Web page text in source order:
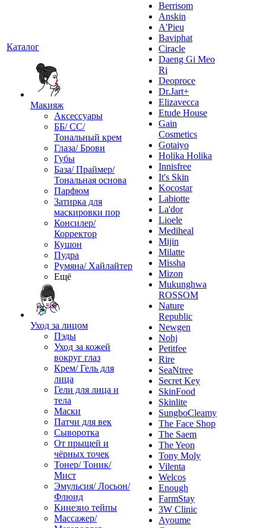
Каталог
Макияж
Аксессуары
ББ/ СС/
Тональный крем
Глаза/ Брови
Губы
База/ Праймер/
Тональная основа
Парфюм
Затирка для
маскировки пор
Консилер/
Корректор
Кушон
Пудра
Румяна/ Хайлайтер
Ещё
Уход за лицом
Пэды
Уход за кожей
вокруг глаз
Крем/ Гель для
лица
Гели для лица и
тела
Маски
Патчи для век
Сыворотка
От прыщей и
чёрных точек
Тонер/ Тоник/
Мист
Эмульсия/ Лосьон/
Флюид
Кинезио тейпы
Массажер/
Berrisom
Anskin
A'Pieu
Baviphat
Ciracle
Daeng Gi Meo
Ri
Deoproce
Dr.Jart+
Elizavecca
Etude House
Gain
Cosmetics
Gotaiyo
Holika Holika
Innisfree
It's Skin
Kocostar
Labiotte
La'dor
Lioele
Mediheal
Mijin
Milatte
Missha
Mizon
Mukunghwa
ROSSOM
Nature
Republic
Newgen
Nohj
Petitfee
Rire
SeaNtree
Secret Key
SkinFood
Skinlite
SungboCleamy
The Face Shop
The Saem
The Yeon
Tony Moly
Vilenta
Welcos
Enough
FarmStay
3W Clinic
Ayoume